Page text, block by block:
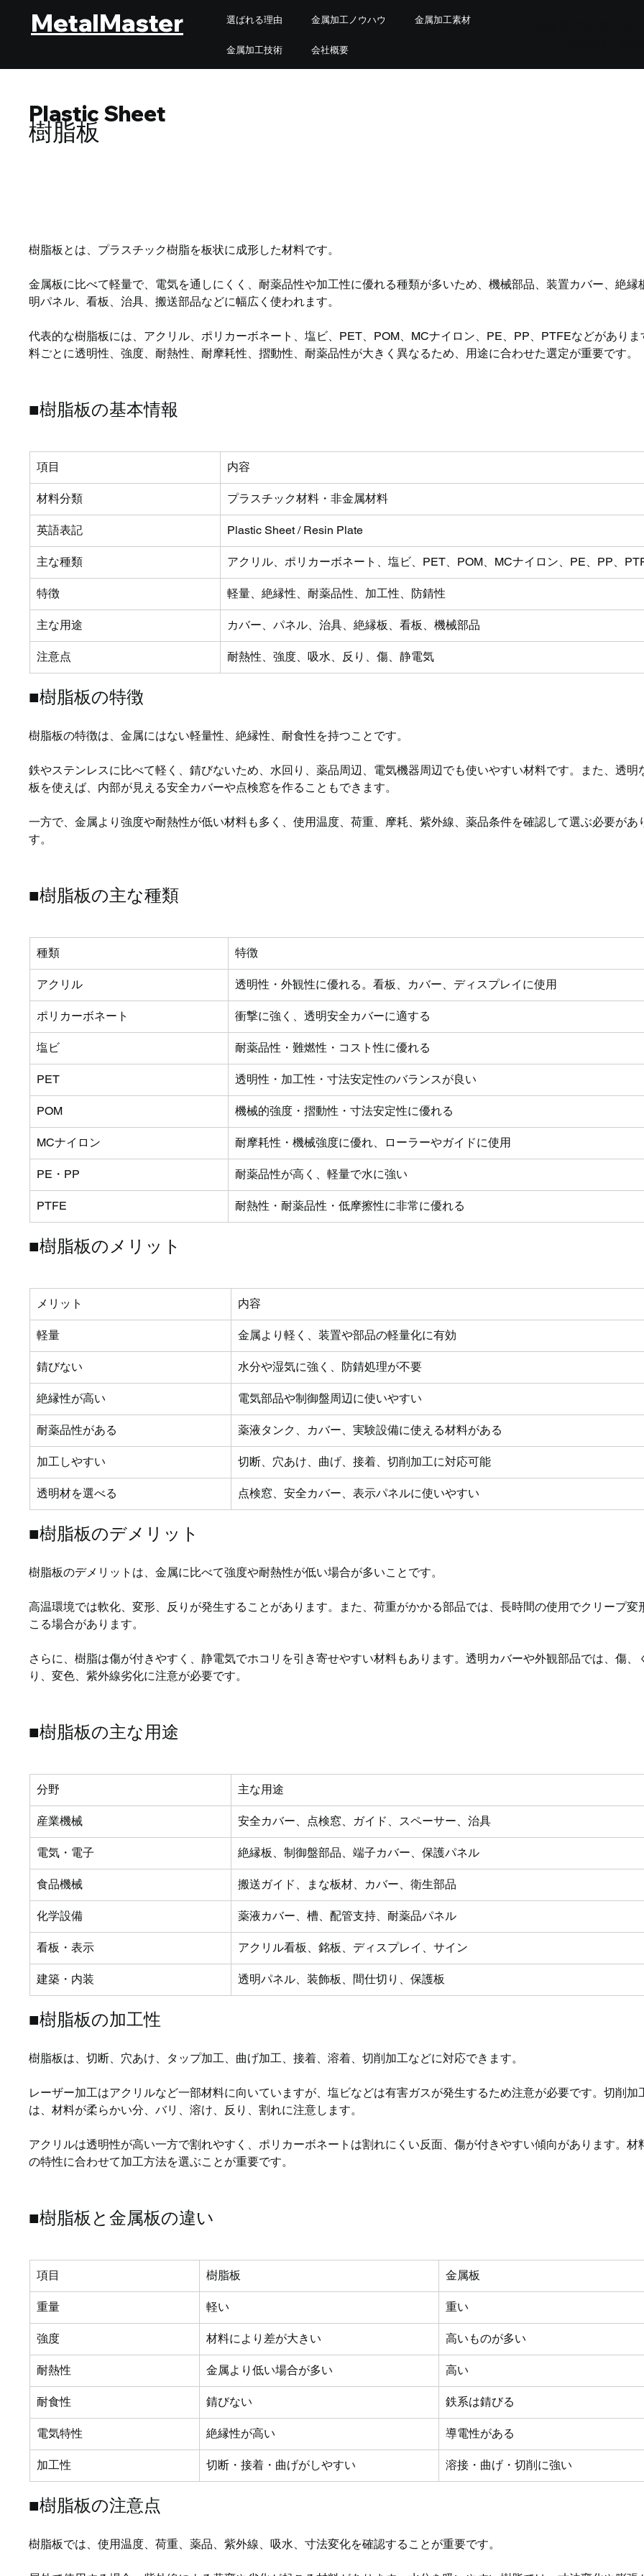
MetalMaster 選ばれる理由 金属加工ノウハウ 金属加工素材
金属加工技術 会社概要
Plastic Sheet
樹脂板
樹脂板とは、プラスチック樹脂を板状に成形した材料です。
金属板に比べて軽量で、電気を通しにくく、耐薬品性や加工性に優れる種類が多いため、機械部品、装置カバー、絶縁
明パネル、看板、治具、搬送部品などに幅広く使われます。
代表的な樹脂板には、アクリル、ポリカーボネート、塩ビ、PET、POM、MCナイロン、PE、PP、PTFEなどがありま
料ごとに透明性、強度、耐熱性、耐摩耗性、摺動性、耐薬品性が大きく異なるため、用途に合わせた選定が重要です。
■樹脂板の基本情報
項目 内容
材料分類 プラスチック材料・非金属材料
英語表記 Plastic Sheet / Resin Plate
主な種類 アクリル、ポリカーボネート、塩ビ、PET、POM、MCナイロン、PE、PP、
特徴 軽量、絶縁性、耐薬品性、加工性、防錆性
主な用途 カバー、パネル、治具、絶縁板、看板、機械部品
注意点 耐熱性、強度、吸水、反り、傷、静電気
■樹脂板の特徴
樹脂板の特徴は、金属にはない軽量性、絶縁性、耐食性を持つことです。
鉄やステンレスに比べて軽く、錆びないため、水回り、薬品周辺、電気機器周辺でも使いやすい材料です。また、透明
板を使えば、内部が見える安全カバーや点検窓を作ることもできます。
一方で、金属より強度や耐熱性が低い材料も多く、使用温度、荷重、摩耗、紫外線、薬品条件を確認して選ぶ必要があ
す。
■樹脂板の主な種類
種類 特徴
アクリル 透明性・外観性に優れる。看板、カバー、ディスプレイに使用
ポリカーボネート 衝撃に強く、透明安全カバーに適する
塩ビ 耐薬品性・難燃性・コスト性に優れる
PET 透明性・加工性・寸法安定性のバランスが良い
POM 機械的強度・摺動性・寸法安定性に優れる
MCナイロン 耐摩耗性・機械強度に優れ、ローラーやガイドに使用
PE・PP 耐薬品性が高く、軽量で水に強い
PTFE 耐熱性・耐薬品性・低摩擦性に非常に優れる
■樹脂板のメリット
メリット 内容
軽量 金属より軽く、装置や部品の軽量化に有効
錆びない 水分や湿気に強く、防錆処理が不要
絶縁性が高い 電気部品や制御盤周辺に使いやすい
耐薬品性がある 薬液タンク、カバー、実験設備に使える材料がある
加工しやすい 切断、穴あけ、曲げ、接着、切削加工に対応可能
透明材を選べる 点検窓、安全カバー、表示パネルに使いやすい
■樹脂板のデメリット
樹脂板のデメリットは、金属に比べて強度や耐熱性が低い場合が多いことです。
高温環境では軟化、変形、反りが発生することがあります。また、荷重がかかる部品では、長時間の使用でクリープ変
こる場合があります。
さらに、樹脂は傷が付きやすく、静電気でホコリを引き寄せやすい材料もあります。透明カバーや外観部品では、傷、
り、変色、紫外線劣化に注意が必要です。
■樹脂板の主な用途
分野 主な用途
産業機械 安全カバー、点検窓、ガイド、スペーサー、治具
電気・電子 絶縁板、制御盤部品、端子カバー、保護パネル
食品機械 搬送ガイド、まな板材、カバー、衛生部品
化学設備 薬液カバー、槽、配管支持、耐薬品パネル
看板・表示 アクリル看板、銘板、ディスプレイ、サイン
建築・内装 透明パネル、装飾板、間仕切り、保護板
■樹脂板の加工性
樹脂板は、切断、穴あけ、タップ加工、曲げ加工、接着、溶着、切削加工などに対応できます。
レーザー加工はアクリルなど一部材料に向いていますが、塩ビなどは有害ガスが発生するため注意が必要です。切削加
は、材料が柔らかい分、バリ、溶け、反り、割れに注意します。
アクリルは透明性が高い一方で割れやすく、ポリカーボネートは割れにくい反面、傷が付きやすい傾向があります。材
の特性に合わせて加工方法を選ぶことが重要です。
■樹脂板と金属板の違い
項目 樹脂板 金属板
重量 軽い 重い
強度 材料により差が大きい 高いものが多い
耐熱性 金属より低い場合が多い 高い
耐食性 錆びない 鉄系は錆びる
電気特性 絶縁性が高い 導電性がある
加工性 切断・接着・曲げがしやすい 溶接・曲げ・切削に強い
■樹脂板の注意点
樹脂板では、使用温度、荷重、薬品、紫外線、吸水、寸法変化を確認することが重要です。